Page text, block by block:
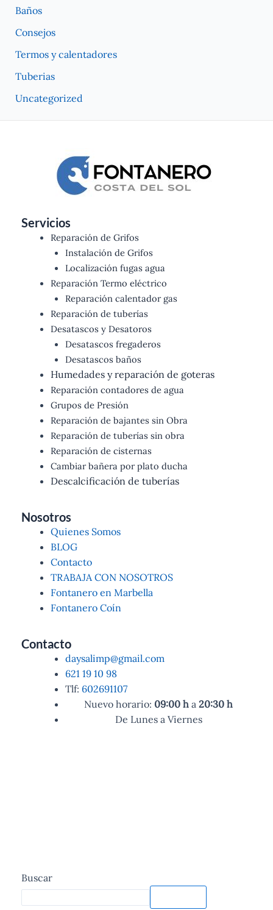
Baños
Consejos
Termos y calentadores
Tuberias
Uncategorized
Servicios
Reparación de Grifos
Instalación de Grifos
Localización fugas agua
Reparación Termo eléctrico
Reparación calentador gas
Reparación de tuberías
Desatascos y Desatoros
Desatascos fregaderos
Desatascos baños
Humedades y reparación de goteras
Reparación contadores de agua
Grupos de Presión
Reparación de bajantes sin Obra
Reparación de tuberías sin obra
Reparación de cisternas
Cambiar bañera por plato ducha
Descalcificación de tuberías
Nosotros
Quienes Somos
BLOG
Contacto
TRABAJA CON NOSOTROS
Fontanero en Marbella
Fontanero Coín
Contacto
daysalimp@gmail.com
621 19 10 98
Tlf: 602691107
Nuevo horario: 09:00 h a 20:30 h
De Lunes a Viernes
Buscar